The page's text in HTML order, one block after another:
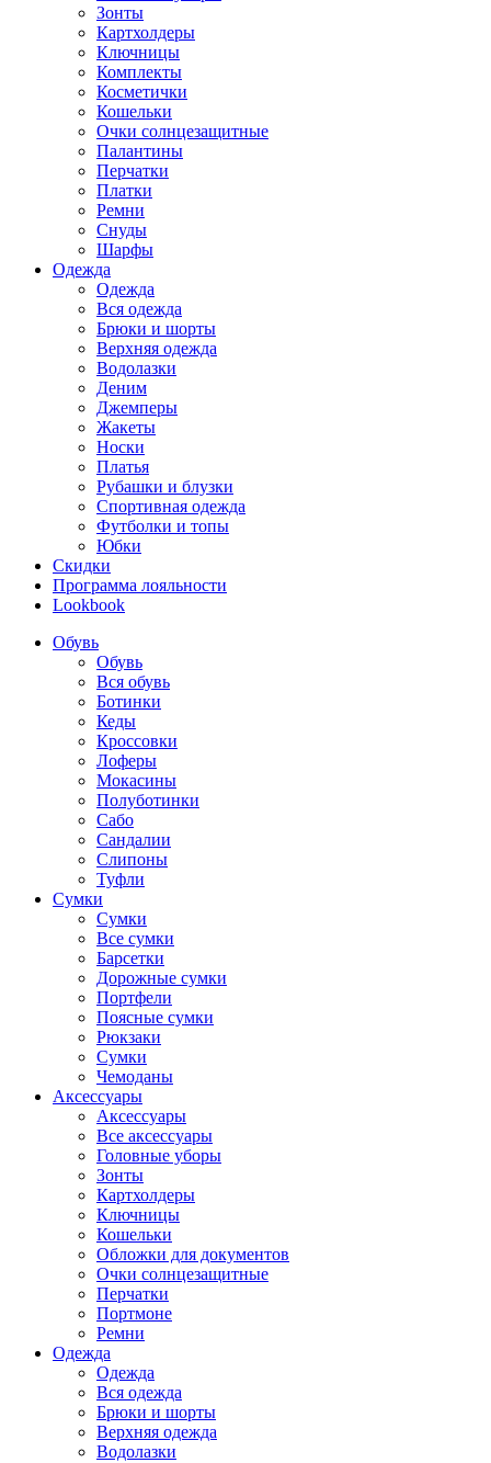
Зонты
Картхолдеры
Ключницы
Комплекты
Косметички
Кошельки
Очки солнцезащитные
Палантины
Перчатки
Платки
Ремни
Снуды
Шарфы
Одежда
Одежда
Вся одежда
Брюки и шорты
Верхняя одежда
Водолазки
Деним
Джемперы
Жакеты
Носки
Платья
Рубашки и блузки
Спортивная одежда
Футболки и топы
Юбки
Скидки
Программа лояльности
Lookbook
Обувь
Обувь
Вся обувь
Ботинки
Кеды
Кроссовки
Лоферы
Мокасины
Полуботинки
Сабо
Сандалии
Слипоны
Туфли
Сумки
Сумки
Все сумки
Барсетки
Дорожные сумки
Портфели
Поясные сумки
Рюкзаки
Сумки
Чемоданы
Аксессуары
Аксессуары
Все аксессуары
Головные уборы
Зонты
Картхолдеры
Ключницы
Кошельки
Обложки для документов
Очки солнцезащитные
Перчатки
Портмоне
Ремни
Одежда
Одежда
Вся одежда
Брюки и шорты
Верхняя одежда
Водолазки